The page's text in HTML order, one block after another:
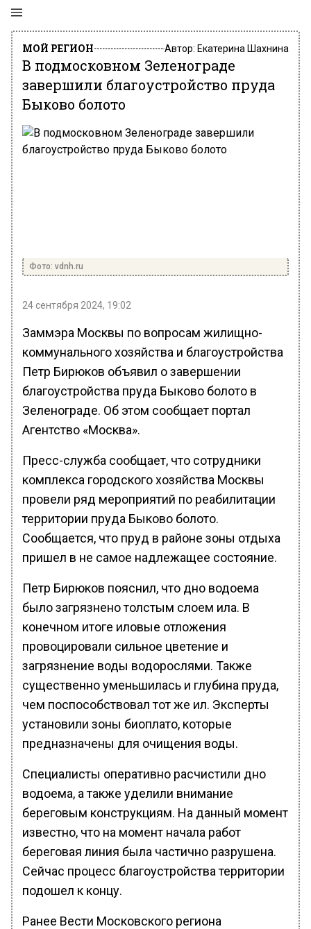
МОЙ РЕГИОН Автор: Екатерина Шахнина
В подмосковном Зеленограде
завершили благоустройство пруда
Быково болото
Фото: vdnh.ru
24 сентября 2024, 19:02
Заммэра Москвы по вопросам жилищно-
коммунального хозяйства и благоустройства
Петр Бирюков объявил о завершении
благоустройства пруда Быково болото в
Зеленограде. Об этом сообщает портал
Агентство «Москва».
Пресс-служба сообщает, что сотрудники
комплекса городского хозяйства Москвы
провели ряд мероприятий по реабилитации
территории пруда Быково болото.
Сообщается, что пруд в районе зоны отдыха
пришел в не самое надлежащее состояние.
Петр Бирюков пояснил, что дно водоема
было загрязнено толстым слоем ила. В
конечном итоге иловые отложения
провоцировали сильное цветение и
загрязнение воды водорослями. Также
существенно уменьшилась и глубина пруда,
чем поспособствовал тот же ил. Эксперты
установили зоны биоплато, которые
предназначены для очищения воды.
Специалисты оперативно расчистили дно
водоема, а также уделили внимание
береговым конструкциям. На данный момент
известно, что на момент начала работ
береговая линия была частично разрушена.
Сейчас процесс благоустройства территории
подошел к концу.
Ранее Вести Московского региона